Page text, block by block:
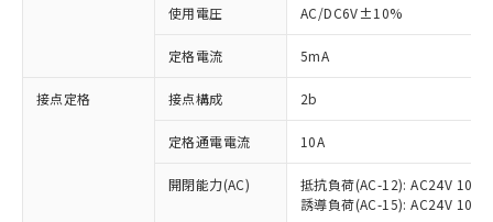
使用電圧 AC/DC6V±10%
定格電流 5mA
接点定格 接点構成 2b
定格通電電流 10A
開閉能力(AC)
抵抗負荷(AC-12): AC24V 10A/
誘導負荷(AC-15): AC24V
以下の条件をお読みいただき、同意のうえ
ご利用ください。
本サービスは、当社制御機器事業取扱
商品の当社在庫状況および標準価格
(税抜)を提供させていただくもので
当社制御機器事業取扱商品の中には、
対応予定なし：EU RoHS指令（10物質）の
非含有に非対応の商品で、対応品を出す予
調査・確認中：EU RoHS指令（10物質）の
非含有の対応状況を調査中または確認中の
非該当品：ライセンス料など無形物で、有
害物質有無と関係のない商品です。
仕入先様の事情により、非含有部品として
「○」：最大均質材料含有率が中国RoHSの
基準値以下であることを示します。
「×」：最大均質材料含有率が中国RoHSの